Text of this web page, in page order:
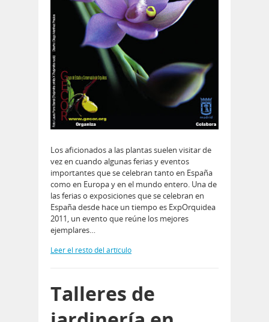
Los aficionados a las plantas suelen visitar de
vez en cuando algunas ferias y eventos
importantes que se celebran tanto en España
como en Europa y en el mundo entero. Una de
las ferias o exposiciones que se celebran en
España desde hace un tiempo es ExpOrquidea
2011, un evento que reúne los mejores
ejemplares…
Leer el resto del artículo
Talleres de